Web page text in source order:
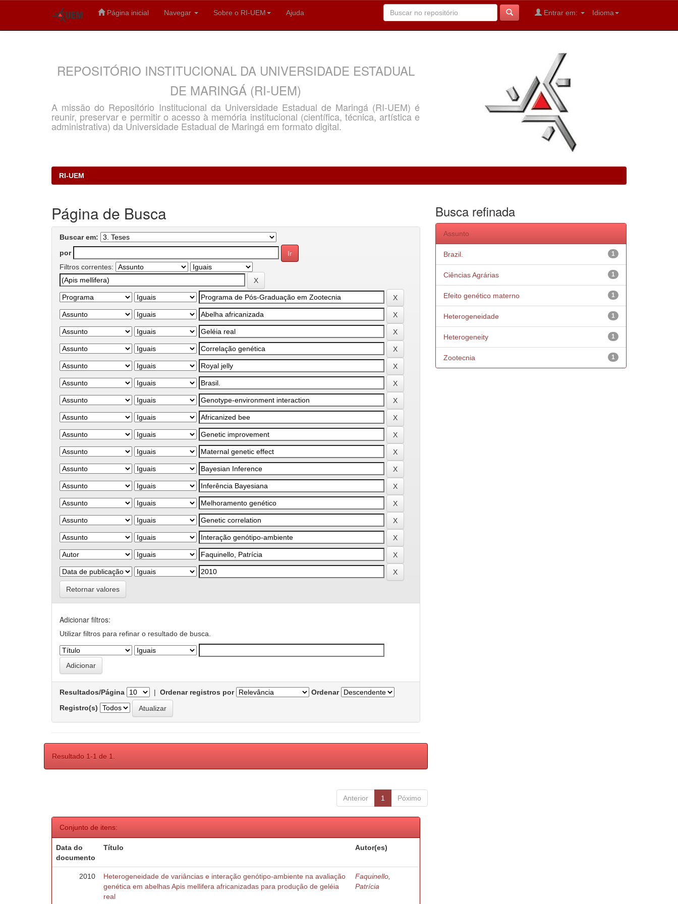
Página inicial Navegar Sobre o RI-UEM Ajuda Idioma
Entrar em:
REPOSITÓRIO INSTITUCIONAL DA UNIVERSIDADE ESTADUAL
DE MARINGÁ (RI-UEM)
A missão do Repositório Institucional da Universidade Estadual de Maringá (RI-UEM) é
reunir, preservar e permitir o acesso à memória institucional (científica, técnica, artística e
administrativa) da Universidade Estadual de Maringá em formato digital.
RI-UEM
Página de Busca
Buscar em:
por
Filtros correntes:
Retornar valores
Adicionar filtros:
Utilizar filtros para refinar o resultado de busca.
Resultados/Página | Ordenar registros por
Ordenar
Registro(s)
Resultado 1-1 de 1.
Anterior 1 Póximo
Conjunto de itens:
Data do
documento
Título Autor(es)
2010
Heterogeneidade de variâncias e interação genótipo-ambiente na avaliação
genética em abelhas Apis mellifera africanizadas para produção de geléia
real
Faquinello,
Patrícia
Busca refinada
Assunto
1
Brazil.
1
Ciências Agrárias
1
Efeito genético materno
1
Heterogeneidade
1
Heterogeneity
1
Zootecnia